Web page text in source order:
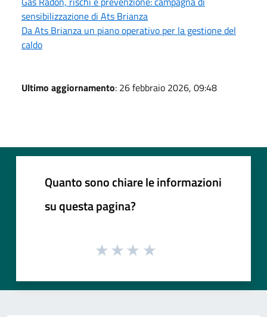
sensibilizzazione di Ats Brianza
Da Ats Brianza un piano operativo per la gestione del
caldo
Ultimo aggiornamento: 26 febbraio 2026, 09:48
Quanto sono chiare le informazioni
su questa pagina?